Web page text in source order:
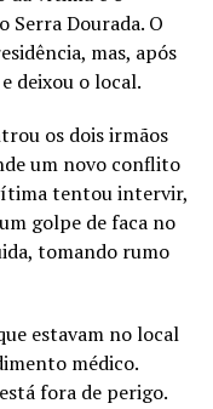
Dourada. O
mas, após
deixou o local.
os dois irmãos
um novo conflito
tentou intervir,
golpe de faca no
tomando rumo
estavam no local
médico.
fora de perigo.